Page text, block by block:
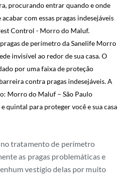
procurando entrar quando e onde
com essas pragas indesejáveis
Control - Morro do Maluf.
de perímetro da Sanelife Morro
invisível ao redor de sua casa. O
por uma faixa de proteção
contra pragas indesejáveis. A
Morro do Maluf – São Paulo
quintal para proteger você e sua casa
tratamento de perímetro
as pragas problemáticas e
vestígio delas por muito